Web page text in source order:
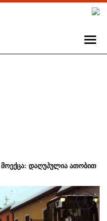
მოექცა: დაღუპულია ათობით